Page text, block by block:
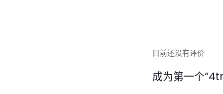
目前还没有评价
成为第一个